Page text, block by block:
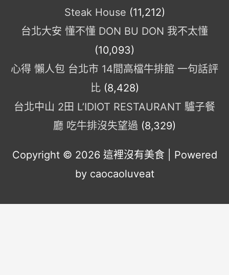
Steak House (11,212)
台北大安 懂不懂 DON BU DON 我不太懂
(10,093)
心得 懶人包 台北市 14間高檔牛排館 一句話評
比 (8,428)
台北中山 2田 L’IDIOT RESTAURANT 驢子餐
廳 吃牛排沒失望過 (8,329)
Copyright © 2026 這裡沒有美食 | Powered
by caocaoluveat